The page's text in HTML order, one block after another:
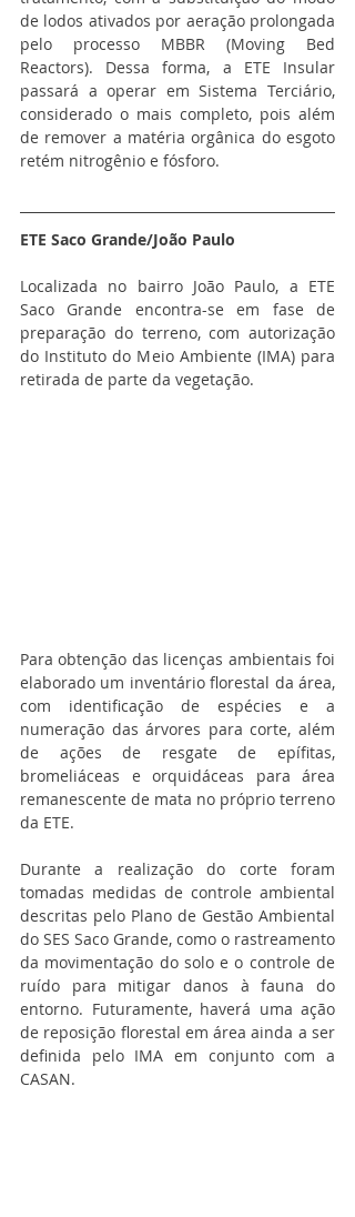
de lodos ativados por aeração prolongada
pelo processo MBBR (Moving Bed
Reactors). Dessa forma, a ETE Insular
passará a operar em Sistema Terciário,
considerado o mais completo, pois além
de remover a matéria orgânica do esgoto
retém nitrogênio e fósforo.
ETE Saco Grande/João Paulo
Localizada no bairro João Paulo, a ETE
Saco Grande encontra-se em fase de
preparação do terreno, com autorização
do Instituto do Meio Ambiente (IMA) para
retirada de parte da vegetação.
Para obtenção das licenças ambientais foi
elaborado um inventário florestal da área,
com identificação de espécies e a
numeração das árvores para corte, além
de ações de resgate de epífitas,
bromeliáceas e orquidáceas para área
remanescente de mata no próprio terreno
da ETE.
Durante a realização do corte foram
tomadas medidas de controle ambiental
descritas pelo Plano de Gestão Ambiental
do SES Saco Grande, como o rastreamento
da movimentação do solo e o controle de
ruído para mitigar danos à fauna do
entorno. Futuramente, haverá uma ação
de reposição florestal em área ainda a ser
definida pelo IMA em conjunto com a
CASAN.